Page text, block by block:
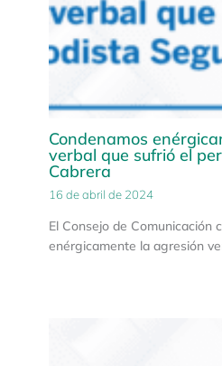
Condenamos
verbal que sufrió el
Cabrera
16 de abril de 2024
El Consejo de Comunicación
enérgicamente la agresión